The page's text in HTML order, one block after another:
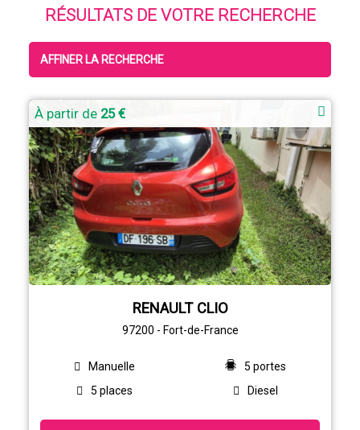
RÉSULTATS DE VOTRE RECHERCHE
AFFINER LA RECHERCHE
À partir de 25 €
RENAULT CLIO
97200 - Fort-de-France
Manuelle
5 portes
5 places
Diesel